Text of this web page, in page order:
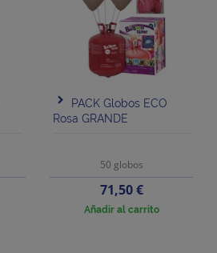
PACK Globos ECO
Rosa GRANDE
50 globos
Precio
71,50 €
Añadir al carrito